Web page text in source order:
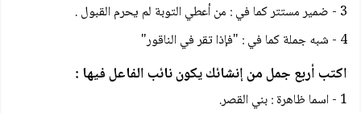
3 - ضمير مستتر كما في : من أعطي التوبة لم يحرم القبول .
4 - شبه جملة كما في : "فإذا تقر في الناقور"
اكتب أربع جمل من إنشائك يكون نائب الفاعل فيها :
1 - اسما ظاهرة : بني القصر.